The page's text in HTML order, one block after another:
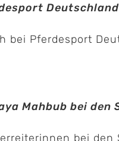
bei Pferdesport
Mahbub bei
bei